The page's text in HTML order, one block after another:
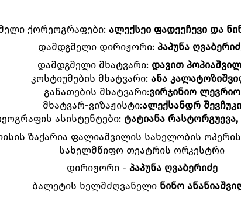
ქორეოგრაფები: ალექსეი ფადეეჩევი და
დამდგმელი დირიჟორი:პაპუნა
დამდგმელი მხატვარი: დავით
კოსტიუმების მხატვარი: ანა
განათების მხატვარი:ვირჯინიო ლევრიო
მხატვარ-ვიზაჟისტი:ალექსანდრ შევჩუკი
ასისტენტები: ტატიანა
ზაქარია ფალიაშვილის სახელობის
სახელმწიფო თეატრის ორკესტრი
დირიჟორი - პაპუნა ღვაბერიძე
ბალეტის ხელმძღვანელი ნინო